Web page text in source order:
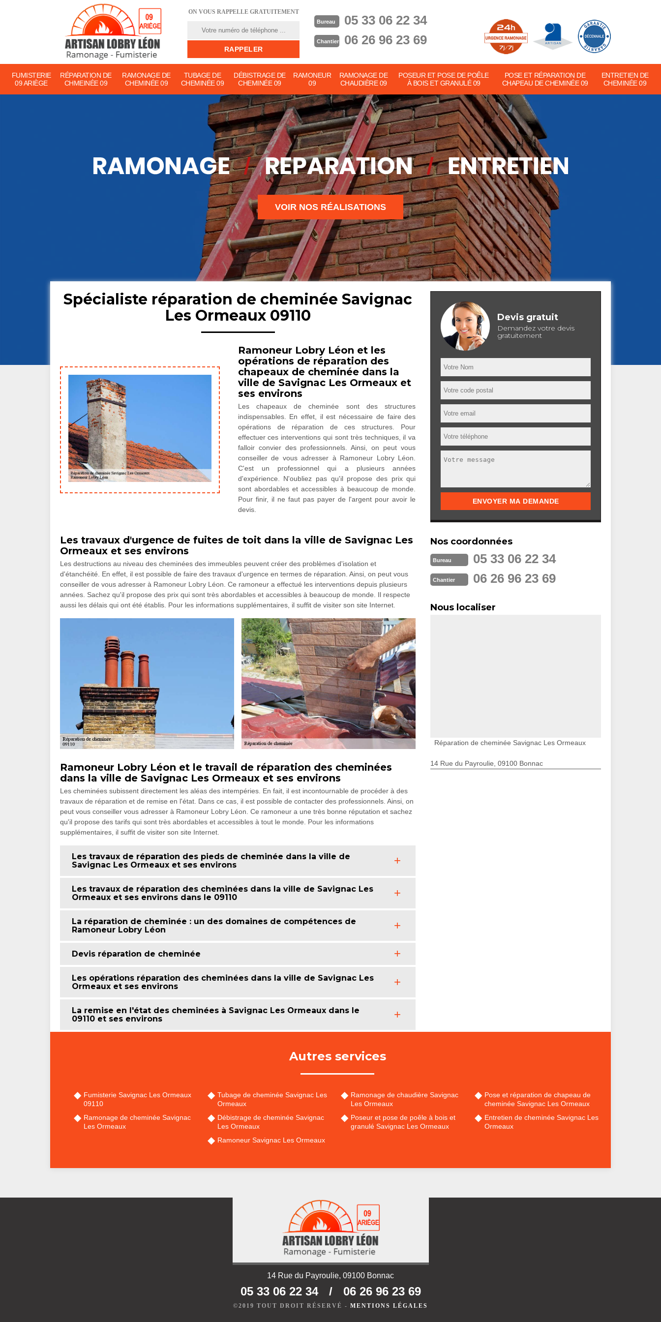
ON VOUS RAPPELLE GRATUITEMENT
Bureau 05 33 06 22 34
Chantier 06 26 96 23 69
FUMISTERIE
09 ARIÈGE
RÉPARATION DE
CHMEINÉE 09
RAMONAGE DE
CHEMINÉE 09
TUBAGE DE
CHEMINÉE 09
DÉBISTRAGE DE
CHEMINÉE 09
RAMONEUR
09
RAMONAGE DE
CHAUDIÈRE 09
POSEUR ET POSE DE POÊLE
À BOIS ET GRANULÉ 09
POSE ET RÉPARATION DE
CHAPEAU DE CHEMINÉE 09
ENTRETIEN DE
CHEMINÉE 09
VOIR NOS RÉALISATIONS
Spécialiste réparation de cheminée Savignac
Les Ormeaux 09110
Ramoneur Lobry Léon et les
opérations de réparation des
chapeaux de cheminée dans la
ville de Savignac Les Ormeaux et
ses environs
Les chapeaux de cheminée sont des structures
indispensables. En effet, il est nécessaire de faire des
opérations de réparation de ces structures. Pour
effectuer ces interventions qui sont très techniques, il va
falloir convier des professionnels. Ainsi, on peut vous
conseiller de vous adresser à Ramoneur Lobry Léon.
C'est un professionnel qui a plusieurs années
d'expérience. N'oubliez pas qu'il propose des prix qui
sont abordables et accessibles à beaucoup de monde.
Pour finir, il ne faut pas payer de l'argent pour avoir le
devis.
Les travaux d'urgence de fuites de toit dans la ville de Savignac Les
Ormeaux et ses environs
Les destructions au niveau des cheminées des immeubles peuvent créer des problèmes d'isolation et
d'étanchéité. En effet, il est possible de faire des travaux d'urgence en termes de réparation. Ainsi, on peut vous
conseiller de vous adresser à Ramoneur Lobry Léon. Ce ramoneur a effectué les interventions depuis plusieurs
années. Sachez qu'il propose des prix qui sont très abordables et accessibles à beaucoup de monde. Il respecte
aussi les délais qui ont été établis. Pour les informations supplémentaires, il suffit de visiter son site Internet.
Ramoneur Lobry Léon et le travail de réparation des cheminées
dans la ville de Savignac Les Ormeaux et ses environs
Les cheminées subissent directement les aléas des intempéries. En fait, il est incontournable de procéder à des
travaux de réparation et de remise en l'état. Dans ce cas, il est possible de contacter des professionnels. Ainsi, on
peut vous conseiller vous adresser à Ramoneur Lobry Léon. Ce ramoneur a une très bonne réputation et sachez
qu'il propose des tarifs qui sont très abordables et accessibles à tout le monde. Pour les informations
supplémentaires, il suffit de visiter son site Internet.
Les travaux de réparation des pieds de cheminée dans la ville de
Savignac Les Ormeaux et ses environs
Les travaux de réparation des cheminées dans la ville de Savignac Les
Ormeaux et ses environs dans le 09110
La réparation de cheminée : un des domaines de compétences de
Ramoneur Lobry Léon
Devis réparation de cheminée
Les opérations réparation des cheminées dans la ville de Savignac Les
Ormeaux et ses environs
La remise en l'état des cheminées à Savignac Les Ormeaux dans le
09110 et ses environs
Devis gratuit
Demandez votre devis
gratuitement
Nos coordonnées
Bureau 05 33 06 22 34
Chantier 06 26 96 23 69
Nous localiser
Réparation de cheminée Savignac Les Ormeaux
14 Rue du Payroulie, 09100 Bonnac
Autres services
Fumisterie Savignac Les Ormeaux
09110
Ramonage de cheminée Savignac
Les Ormeaux
Tubage de cheminée Savignac Les
Ormeaux
Débistrage de cheminée Savignac
Les Ormeaux
Ramoneur Savignac Les Ormeaux
Ramonage de chaudière Savignac
Les Ormeaux
Poseur et pose de poêle à bois et
granulé Savignac Les Ormeaux
Pose et réparation de chapeau de
cheminée Savignac Les Ormeaux
Entretien de cheminée Savignac Les
Ormeaux
14 Rue du Payroulie, 09100 Bonnac
05 33 06 22 34 / 06 26 96 23 69
©2019 TOUT DROIT RÉSERVÉ - MENTIONS LÉGALES